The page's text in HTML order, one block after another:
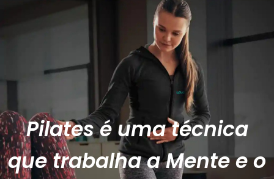
Pilates é uma técnica
que trabalha a Mente e o